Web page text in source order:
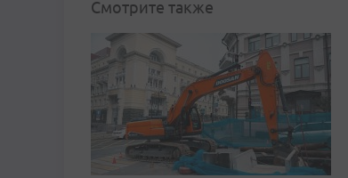
Смотрите также